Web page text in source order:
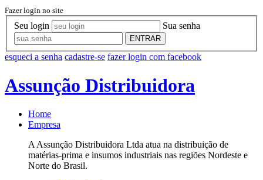
Fazer login no site
Seu login Sua senha
ENTRAR
esqueci a senha cadastre-se fazer login com facebook
Assunção Distribuidora
Home
Empresa
A Assunção Distribuidora Ltda atua na distribuição de
matérias-prima e insumos industriais nas regiões Nordeste e
Norte do Brasil.